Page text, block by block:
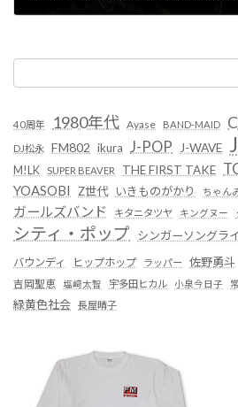
40周年 1980年代 Ayase BAND-MAID
DJ松永 FM802 ikura J-POP J-WAVE
M!LK
SUPER BEAVER THE FIRST TAKE
YOASOBI Z世代 いきものがかり ちゃん
ガールズバンド キタニタツヤ キングヌー
シティ・ポップ シンガーソングラ
バウンディ ヒップホップ ラッパー 佐野勇斗
吉岡聖恵 塩﨑太智 宇多田ヒカル 小泉今日子
緑黄色社会 長屋晴子